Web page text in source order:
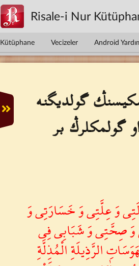
Risale-i Nur
Kütüphane Vecizeler Android
گولديگنه
گولمكلرڭ بر
وَ عِلَّتِى وَ خَسَارَتِى وَ
صِحَّتِى وَ شَبَابِى فِى
الرَّذِيلَةِ الْمُذِلَّةِ